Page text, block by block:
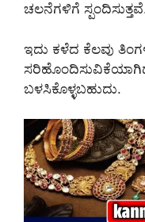
ಚಲನೆಗಳಿಗೆ
ಇದು ಕಳೆದ ಕೆಲವು
ಬಳಸಿಕೊಳ್ಳಬಹುದು.